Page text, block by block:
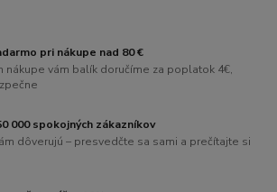
pri nákupe nad 80 €
nákupe vám balík doručíme za poplatok 4€,
000 spokojných zákazníkov
dôverujú – presvedčte sa sami a prečítajte si